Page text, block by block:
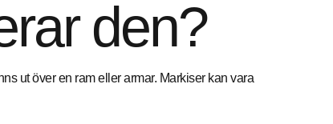
den?
ut över en ram eller armar. Markiser kan vara